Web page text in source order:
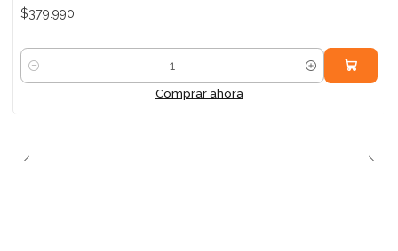
$379.990
Cantidad
Comprar ahora